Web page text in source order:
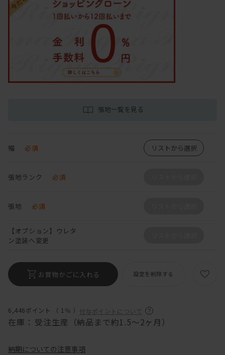
6,446ポイント （ 1％ ） 付与ポイントについて
在庫： 受注生産（納品まで約1.5～2ヶ月）
張地一覧を見る
幅 必須 リストから選択
張地ランク 必須
張地 必須
【オプション】ウレタ
ン塗装へ変更
お買物かごに入れる 設定を削除する
納期についての注意事項